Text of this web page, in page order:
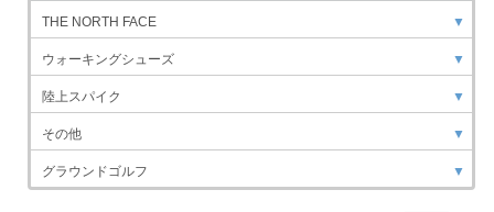
THE NORTH FACE ▼
ウォーキングシューズ ▼
陸上スパイク ▼
その他 ▼
グラウンドゴルフ ▼